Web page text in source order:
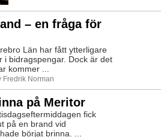
– en fråga för
Län har fått ytterligare
i bidragspengar. Dock är det
kommer ...
Fredrik Norman
på Meritor
fick
på en brand vid
börjat brinna. ...